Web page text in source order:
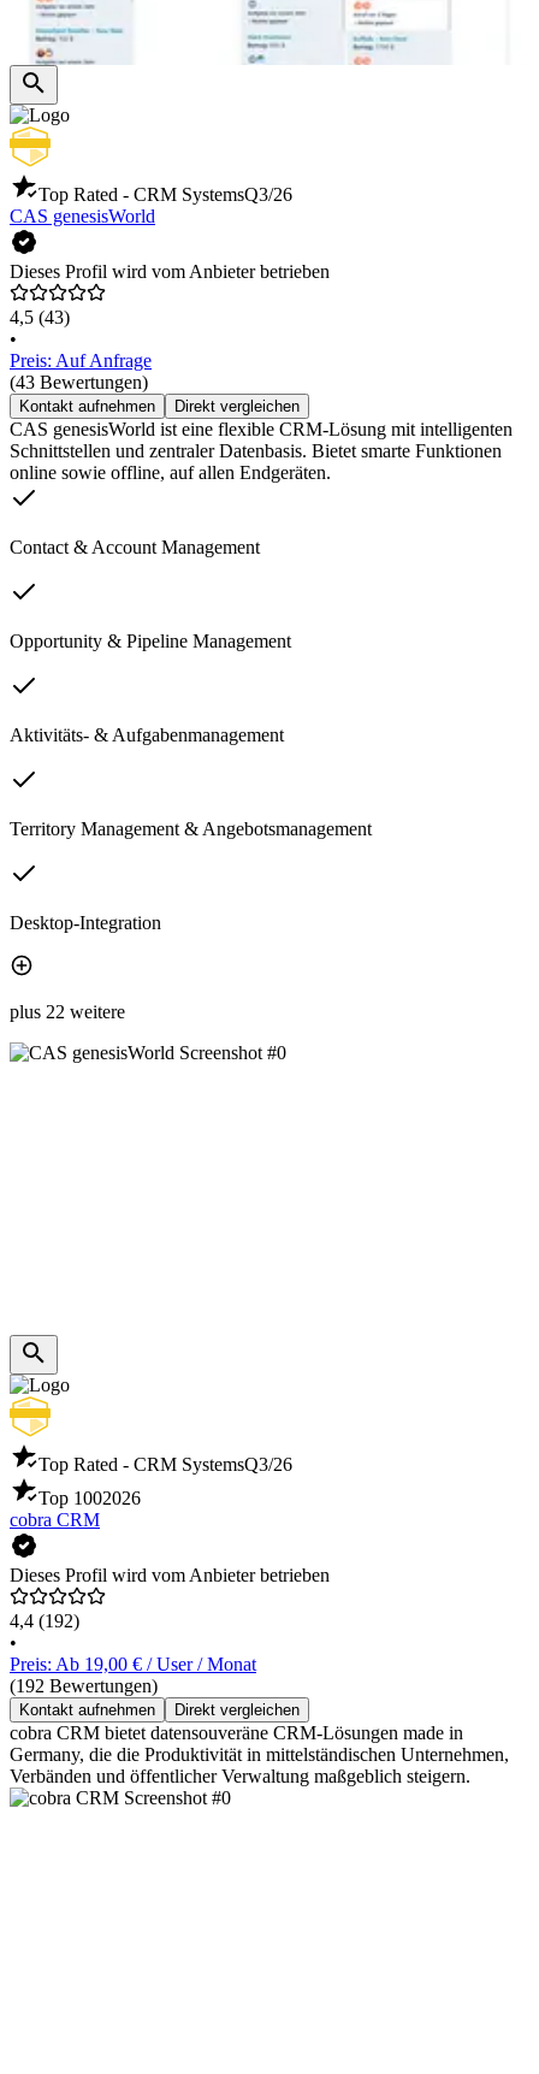
Top Rated - CRM SystemsQ3/26
CAS genesisWorld
Dieses Profil wird vom Anbieter betrieben
4,5 (43)
•
Preis: Auf Anfrage
(43 Bewertungen)
Kontakt aufnehmen Direkt vergleichen
CAS genesisWorld ist eine flexible CRM-Lösung mit intelligenten
Schnittstellen und zentraler Datenbasis. Bietet smarte Funktionen
online sowie offline, auf allen Endgeräten.
Contact & Account Management
Opportunity & Pipeline Management
Aktivitäts- & Aufgabenmanagement
Territory Management & Angebotsmanagement
Desktop-Integration
plus 22 weitere
Top Rated - CRM SystemsQ3/26
Top 1002026
cobra CRM
Dieses Profil wird vom Anbieter betrieben
4,4 (192)
•
Preis: Ab 19,00 € / User / Monat
(192 Bewertungen)
Kontakt aufnehmen Direkt vergleichen
cobra CRM bietet datensouveräne CRM-Lösungen made in
Germany, die die Produktivität in mittelständischen Unternehmen,
Verbänden und öffentlicher Verwaltung maßgeblich steigern.